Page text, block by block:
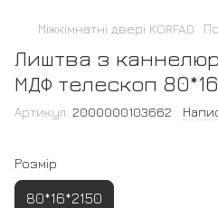
Міжкімнатні двері KORFAD
Лиштва з
МДФ телескоп
Артикул: 2000000103662
Розмір
80*16*2150